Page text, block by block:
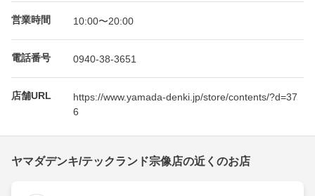
営業時間 10:00〜20:00
電話番号 0940-38-3651
店舗URL
https://www.yamada-denki.jp/store/contents/?d=37
6
ヤマダデンキ/テックランド宗像店の近くのお店